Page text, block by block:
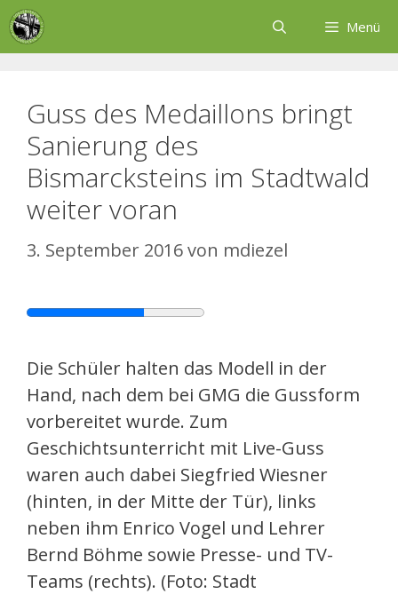
Zum
Inhalt
Menü
Guss des Medaillons bringt
Sanierung des
Bismarcksteins im Stadtwald
weiter voran
3. September 2016von mdiezel
Die Schüler halten das Modell in der
Hand, nach dem bei GMG die Gussform
vorbereitet wurde. Zum
Geschichtsunterricht mit Live-Guss
waren auch dabei Siegfried Wiesner
(hinten, in der Mitte der Tür), links
neben ihm Enrico Vogel und Lehrer
Bernd Böhme sowie Presse- und TV-
Teams (rechts). (Foto: Stadt